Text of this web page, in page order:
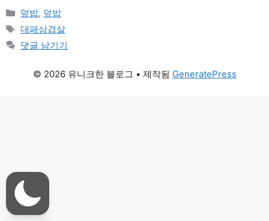
카
테
고
리
덮밥, 덮밥
태
그
대패삼겹살
댓글 남기기
© 2026 유니크한 블로그 • 제작됨 GeneratePress